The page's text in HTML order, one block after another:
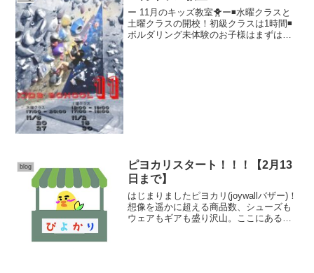
ー 11月のキッズ教室🐥ー◾️水曜クラスと
土曜クラスの開校！初級クラスは1時間◾️
ボルダリング未体験のお子様はまずはい
blog
ピヨカリスタート！！！【2月13
日まで】
はじまりましたピヨカリ(joywallバザー)！
想像を遥かに超える商品数、シューズも
ウェアもギアも盛り沢山。ここにある装